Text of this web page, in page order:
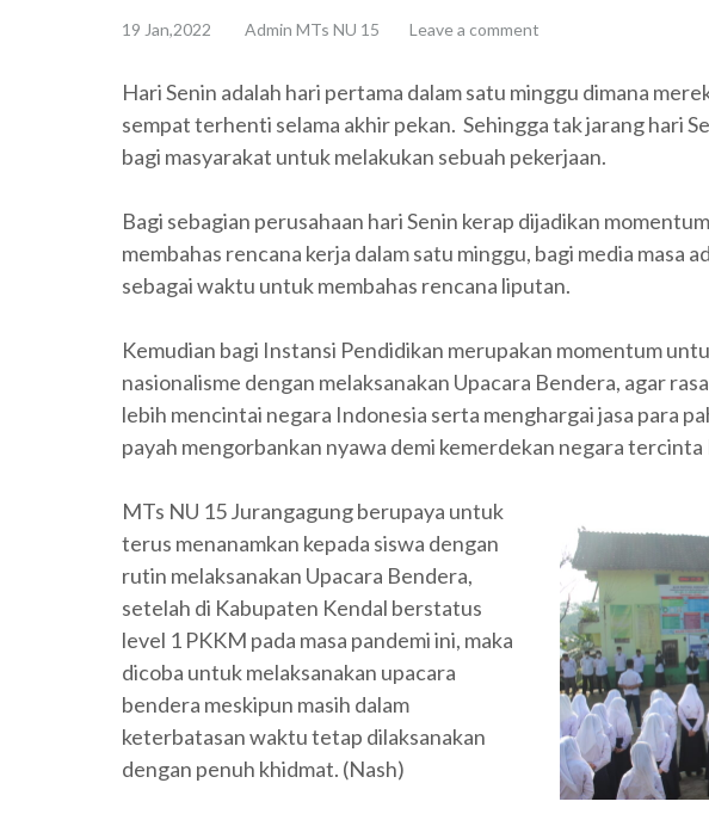
19 Jan,2022 Admin MTs NU 15 Leave a comment
Hari Senin adalah hari pertama dalam satu minggu dimana
sempat terhenti selama akhir pekan. Sehingga tak jarang hari
bagi masyarakat untuk melakukan sebuah pekerjaan.
Bagi sebagian perusahaan hari Senin kerap dijadikan
membahas rencana kerja dalam satu minggu, bagi media masa
sebagai waktu untuk membahas rencana liputan.
Kemudian bagi Instansi Pendidikan merupakan momentum
nasionalisme dengan melaksanakan Upacara Bendera, agar
lebih mencintai negara Indonesia serta menghargai jasa para
payah mengorbankan nyawa demi kemerdekan negara tercinta
MTs NU 15 Jurangagung berupaya untuk
terus menanamkan kepada siswa dengan
rutin melaksanakan Upacara Bendera,
setelah di Kabupaten Kendal berstatus
level 1 PKKM pada masa pandemi ini, maka
dicoba untuk melaksanakan upacara
bendera meskipun masih dalam
keterbatasan waktu tetap dilaksanakan
dengan penuh khidmat. (Nash)